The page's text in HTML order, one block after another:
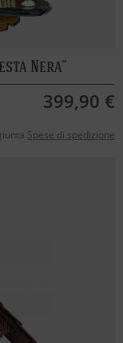
Nera
399,90 €
Spese di spedizione